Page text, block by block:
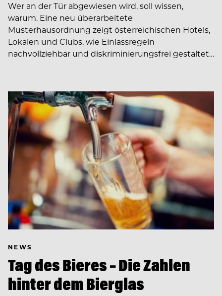
Wer an der Tür abgewiesen wird, soll wissen,
warum. Eine neu überarbeitete
Musterhausordnung zeigt österreichischen Hotels,
Lokalen und Clubs, wie Einlassregeln
nachvollziehbar und diskriminierungsfrei gestaltet…
NEWS
Tag des Bieres – Die Zahlen
hinter dem Bierglas